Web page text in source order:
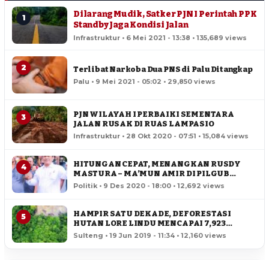
1
Dilarang Mudik, Satker PJN I Perintah PPK
Standby Jaga Kondisi Jalan
Infrastruktur • 6 Mei 2021 - 13:38 • 135,689 views
2 Terlibat Narkoba Dua PNS di Palu Ditangkap
Palu • 9 Mei 2021 - 05:02 • 29,850 views
3
PJN WILAYAH I PERBAIKI SEMENTARA
JALAN RUSAK DI RUAS LAMPASIO
Infrastruktur • 28 Okt 2020 - 07:51 • 15,084 views
4
HITUNGAN CEPAT, MENANGKAN RUSDY
MASTURA – MA’MUN AMIR DI PILGUB
SULTENG
Politik • 9 Des 2020 - 18:00 • 12,692 views
5
HAMPIR SATU DEKADE, DEFORESTASI
HUTAN LORE LINDU MENCAPAI 7,923
HEKTAR
Sulteng • 19 Jun 2019 - 11:34 • 12,160 views